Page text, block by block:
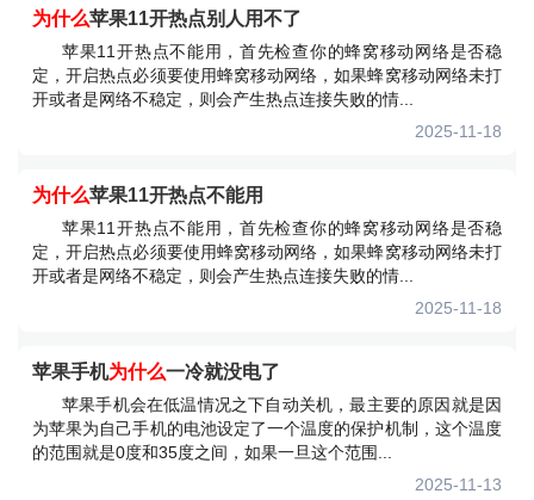
为什么苹果11开热点别人用不了
苹果11开热点不能用，首先检查你的蜂窝移动网络是否稳
定，开启热点必须要使用蜂窝移动网络，如果蜂窝移动网络未打
开或者是网络不稳定，则会产生热点连接失败的情...
2025-11-18
为什么苹果11开热点不能用
苹果11开热点不能用，首先检查你的蜂窝移动网络是否稳
定，开启热点必须要使用蜂窝移动网络，如果蜂窝移动网络未打
开或者是网络不稳定，则会产生热点连接失败的情...
2025-11-18
苹果手机为什么一冷就没电了
苹果手机会在低温情况之下自动关机，最主要的原因就是因
为苹果为自己手机的电池设定了一个温度的保护机制，这个温度
的范围就是0度和35度之间，如果一旦这个范围...
2025-11-13